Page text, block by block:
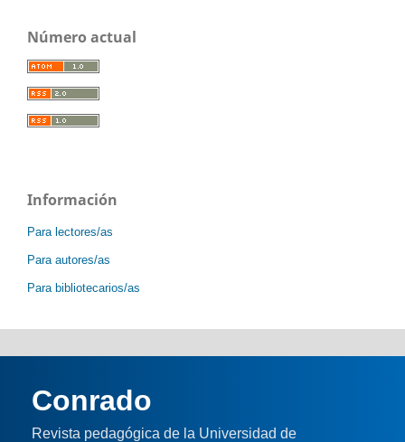
Número actual
Información
Para lectores/as
Para autores/as
Para bibliotecarios/as
Conrado
Revista pedagógica de la Universidad de